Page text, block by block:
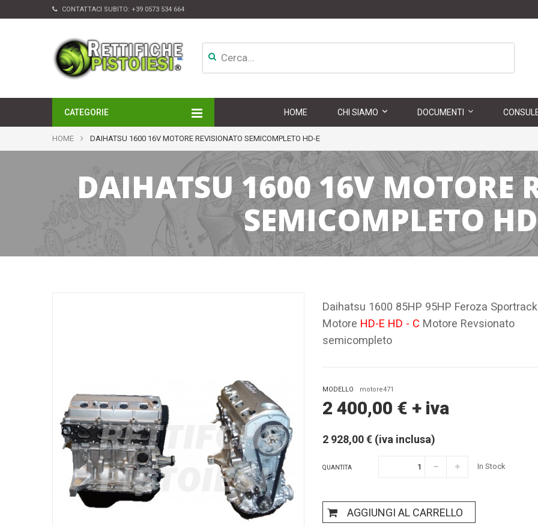
CONTATTACI SUBITO: +39 0573 534 664
CATEGORIE
APPARATI DI INIEZIONE
TURBINE
ALTRI ACCESSORI
HOME CHI SIAMO DOCUMENTI
HOME DAIHATSU 1600 16V MOTORE REVISIONATO SEMICOMPLETO HD-E
DAIHATSU 1600 16V MOTORE
SEMICOMPLETO
Daihatsu 1600 85HP 95HP Feroza
Motore HD-E HD - C Motore Revsionato
semicompleto
MODELLO motore471
2 400,00 € + iva
2 928,00 € (iva inclusa)
QUANTITA In Stock
AGGIUNGI AL CARRELLO